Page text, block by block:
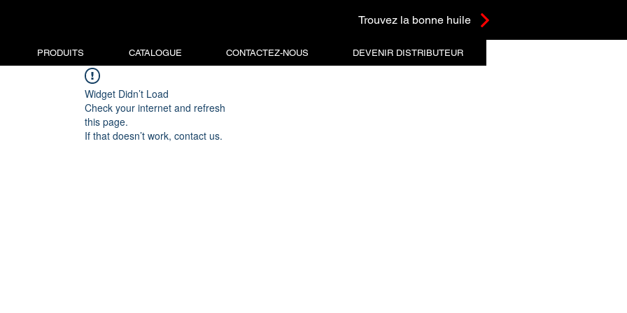
Trouvez la bonne huile
PRODUITS CATALOGUE CONTACTEZ-NOUS DEVENIR DISTRIBUTEUR
Widget Didn’t Load
Check your internet and refresh
this page.
If that doesn’t work, contact us.